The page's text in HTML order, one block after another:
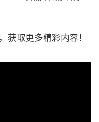
，获取更多精彩内容！